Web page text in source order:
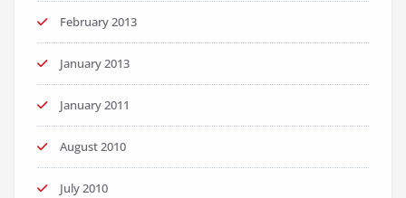
February 2013
January 2013
January 2011
August 2010
July 2010